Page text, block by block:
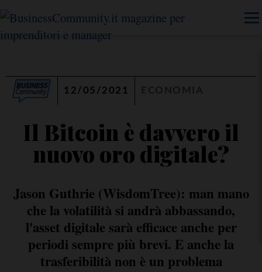
12/05/2021
Il Bitcoin è davvero il
nuovo oro digitale?
Jason Guthrie (WisdomTree): man mano
che la volatilità si andrà abbassando,
l'asset digitale sarà efficace anche per
periodi sempre più brevi. E anche la
trasferibilità non è un problema